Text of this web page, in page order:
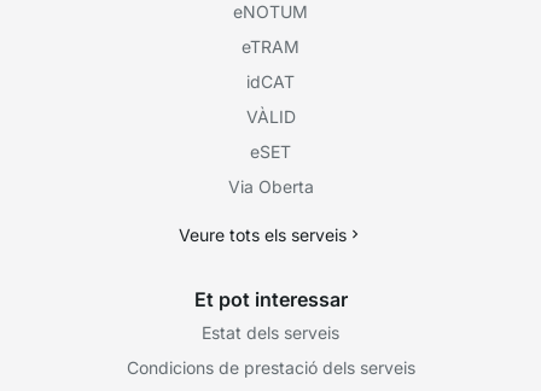
eNOTUM
eTRAM
idCAT
VÀLID
eSET
Via Oberta
Veure tots els serveis
Et pot interessar
Estat dels serveis
Condicions de prestació dels serveis